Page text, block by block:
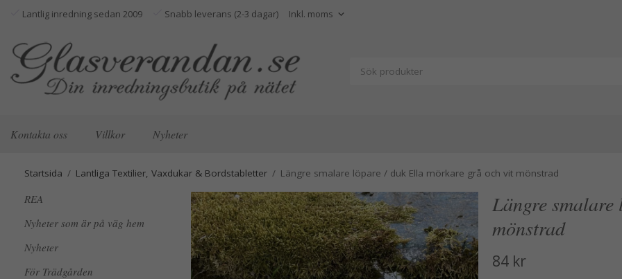
Lantlig inredning sedan 2009 Snabb leverans (2-3 dagar)
Kontakta oss Villkor Nyheter
Startsida / Lantliga Textilier, Vaxdukar & Bordstabletter / Längre smalare löpare / duk Ella mörkare grå och vit mönstrad
REA
Nyheter som är på väg hem
Nyheter
För Trädgården
Längre
mönstrad
84 kr